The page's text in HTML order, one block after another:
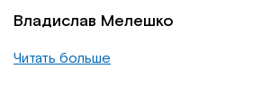
Владислав Мелешко
Читать больше